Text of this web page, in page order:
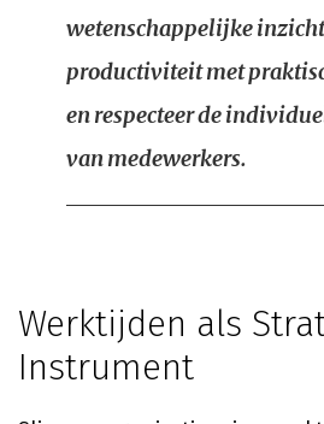
wetenschappelijke
productiviteit met
en respecteer de
van medewerkers.
Werktijden als
Instrument